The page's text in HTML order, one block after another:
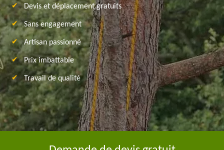
Devis et déplacement gratuits
Sans engagement
Artisan passionné
Prix imbattable
Travail de qualité